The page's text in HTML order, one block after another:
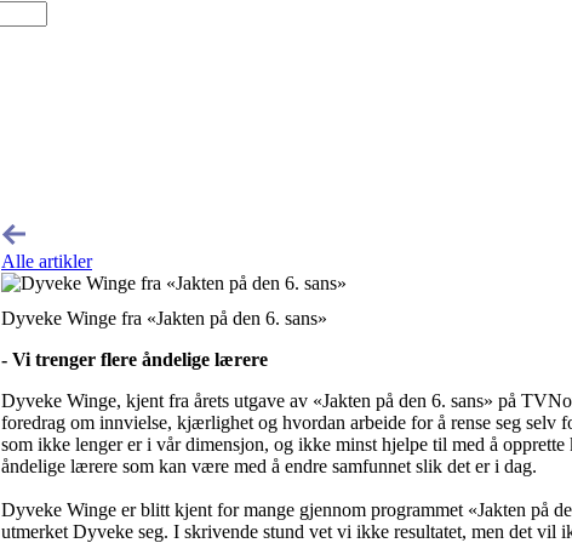
Alle artikler
Dyveke Winge fra «Jakten på den 6. sans»
- Vi trenger flere åndelige lærere
Dyveke Winge, kjent fra årets utgave av «Jakten på den 6. sans» på
foredrag om innvielse, kjærlighet og hvordan arbeide for å rense seg selv
som ikke lenger er i vår dimensjon, og ikke minst hjelpe til med å
åndelige lærere som kan være med å endre samfunnet slik det er i dag.
Dyveke Winge er blitt kjent for mange gjennom programmet «Jakten på
utmerket Dyveke seg. I skrivende stund vet vi ikke resultatet, men det vil